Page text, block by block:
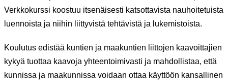
Verkkokurssi koostuu itsenäisesti katsottavista nauhoitetuista
luennoista ja niihin liittyvistä tehtävistä ja lukemistoista.
Koulutus edistää kuntien ja maakuntien liittojen kaavoittajien
kykyä tuottaa kaavoja yhteentoimivasti ja mahdollistaa, että
kunnissa ja maakunnissa voidaan ottaa käyttöön kansallinen